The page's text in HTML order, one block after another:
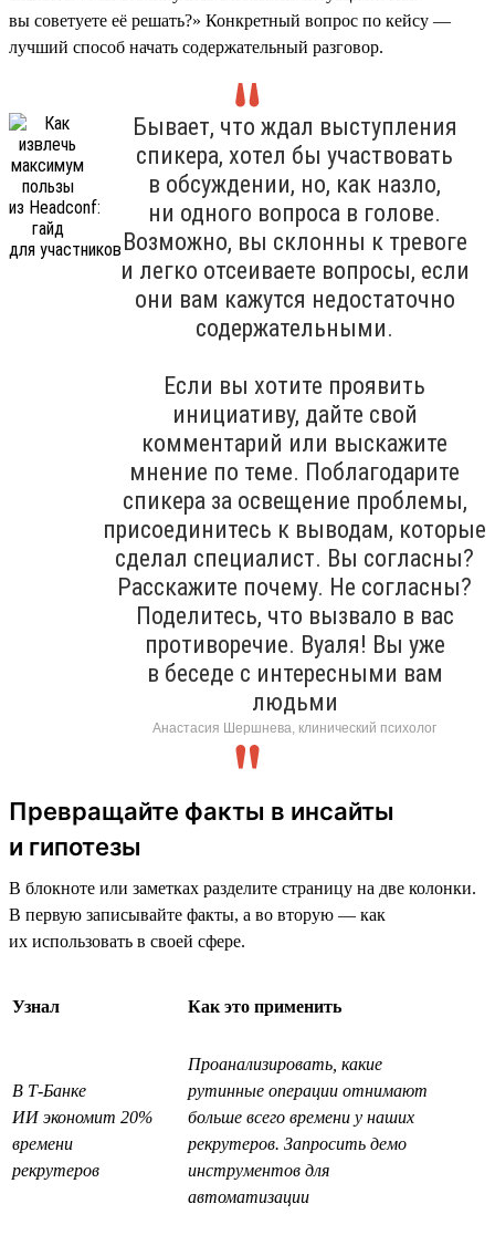
вы советуете её решать?» Конкретный вопрос по кейсу —
лучший способ начать содержательный разговор.
Бывает, что ждал выступления
спикера, хотел бы участвовать
в обсуждении, но, как назло,
ни одного вопроса в голове.
Возможно, вы склонны к тревоге
и легко отсеиваете вопросы, если
они вам кажутся недостаточно
содержательными.
Если вы хотите проявить
инициативу, дайте свой
комментарий или выскажите
мнение по теме. Поблагодарите
спикера за освещение проблемы,
присоединитесь к выводам, которые
сделал специалист. Вы согласны?
Расскажите почему. Не согласны?
Поделитесь, что вызвало в вас
противоречие. Вуаля! Вы уже
в беседе с интересными вам
людьми
Анастасия Шершнева, клинический психолог
Превращайте факты в инсайты
и гипотезы
В блокноте или заметках разделите страницу на две колонки.
В первую записывайте факты, а во вторую — как
их использовать в своей сфере.
Узнал Как это применить
В Т-Банке
ИИ экономит 20%
времени
рекрутеров
Проанализировать, какие
рутинные операции отнимают
больше всего времени у наших
рекрутеров. Запросить демо
инструментов для
автоматизации